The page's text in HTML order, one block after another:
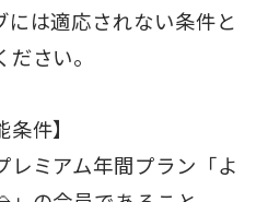
には適応されない条件と
さい。
件】
レミアム年間プラン「よ